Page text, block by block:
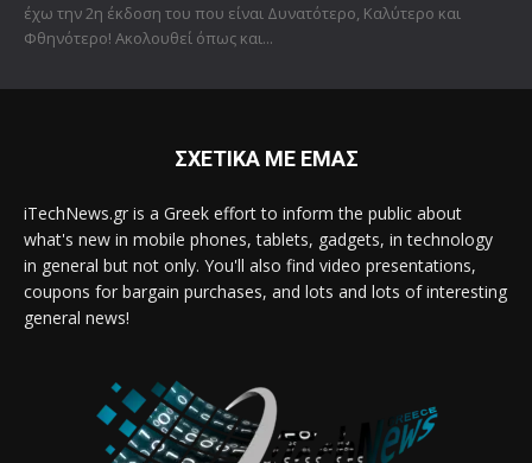
έχω την 2η έκδοση του που είναι Δυνατότερο, Καλύτερο και
Φθηνότερο! Ακολουθεί όπως και...
ΣΧΕΤΙΚΑ ΜΕ ΕΜΑΣ
iTechNews.gr is a Greek effort to inform the public about
what's new in mobile phones, tablets, gadgets, in technology
in general but not only. You'll also find video presentations,
coupons for bargain purchases, and lots and lots of interesting
general news!